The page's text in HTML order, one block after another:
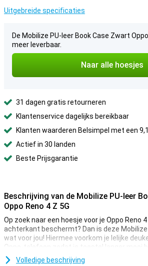
Uitgebreide specificaties
De Mobilize PU-leer Book Case Zwart
meer leverbaar.
Naar alle hoesjes
31 dagen gratis retourneren
Klantenservice dagelijks bereikbaar
Klanten waarderen Belsimpel met een
Actief in 30 landen
Beste Prijsgarantie
Beschrijving van de Mobilize PU-leer
Oppo Reno 4 Z 5G
Op zoek naar een hoesje voor je Oppo Reno
achterkant beschermt? Dan is deze Mobilize
wat voor jou! Hiermee voorkom je lelijke
Oppo-telefoon zodat je toestel langer mooi
Volledige beschrijving